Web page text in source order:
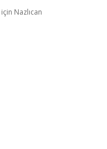
için Nazlıcan